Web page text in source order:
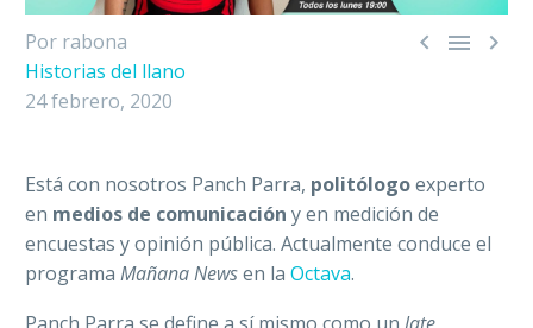
  
Por rabona
Historias del llano
24 febrero, 2020
Está con nosotros Panch Parra, politólogoexperto
en medios de comunicación y en medición de
encuestas y opinión pública. Actualmente conduce el
programa Mañana Newsen la Octava.